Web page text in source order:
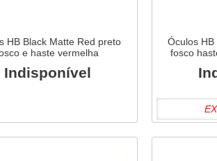
HB Black Matte Red preto
e haste vermelha
Indisponível
Óculos
fosco